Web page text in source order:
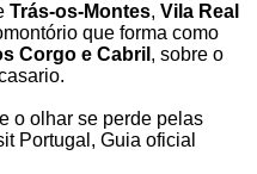
Trás-os-Montes, Vila Real
que forma como
Corgo e Cabril , sobre o
o olhar se perde pelas
Portugal, Guia oficial